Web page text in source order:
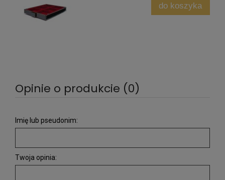
do koszyka
Opinie o produkcie (0)
Imię lub pseudonim:
Twoja opinia: